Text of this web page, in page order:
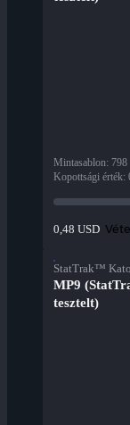
Mintasablon: 798
Kopottsági érték:
0,48 USD
StatTrak™
MP9
tesztelt)